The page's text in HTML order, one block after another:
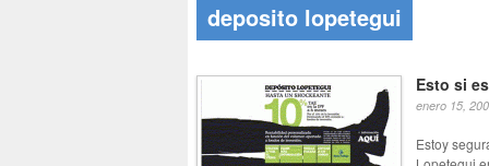
deposito lopetegui
Esto si
enero 15,
Estoy